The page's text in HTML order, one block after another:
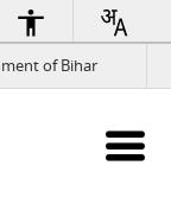
of Bihar